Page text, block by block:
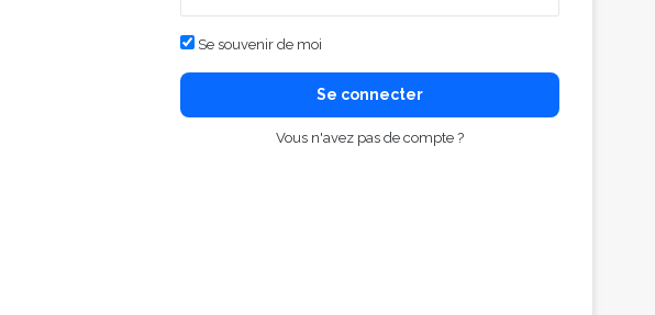
Se souvenir de moi
Se connecter
Vous n'avez pas de compte ?